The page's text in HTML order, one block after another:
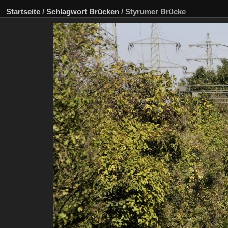
Startseite / Schlagwort Brücken / Styrumer Brücke